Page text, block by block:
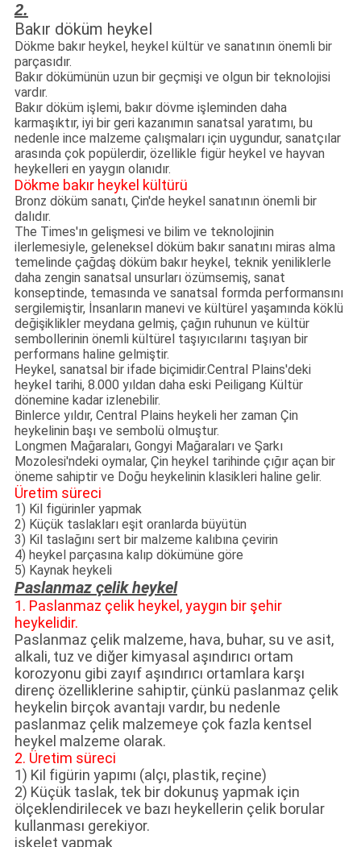
2.
Bakır döküm heykel
Dökme bakır heykel, heykel kültür ve sanatının önemli bir
parçasıdır.
Bakır dökümünün uzun bir geçmişi ve olgun bir teknolojisi
vardır.
Bakır döküm işlemi, bakır dövme işleminden daha
karmaşıktır, iyi bir geri kazanımın sanatsal yaratımı, bu
nedenle ince malzeme çalışmaları için uygundur, sanatçılar
arasında çok popülerdir, özellikle figür heykel ve hayvan
heykelleri en yaygın olanıdır.
Dökme bakır heykel kültürü
Bronz döküm sanatı, Çin'de heykel sanatının önemli bir
dalıdır.
The Times'ın gelişmesi ve bilim ve teknolojinin
ilerlemesiyle, geleneksel döküm bakır sanatını miras alma
temelinde çağdaş döküm bakır heykel, teknik yeniliklerle
daha zengin sanatsal unsurları özümsemiş, sanat
konseptinde, temasında ve sanatsal formda performansını
sergilemiştir, İnsanların manevi ve kültürel yaşamında köklü
değişiklikler meydana gelmiş, çağın ruhunun ve kültür
sembollerinin önemli kültürel taşıyıcılarını taşıyan bir
performans haline gelmiştir.
Heykel, sanatsal bir ifade biçimidir.Central Plains'deki
heykel tarihi, 8.000 yıldan daha eski Peiligang Kültür
dönemine kadar izlenebilir.
Binlerce yıldır, Central Plains heykeli her zaman Çin
heykelinin başı ve sembolü olmuştur.
Longmen Mağaraları, Gongyi Mağaraları ve Şarkı
Mozolesi'ndeki oymalar, Çin heykel tarihinde çığır açan bir
öneme sahiptir ve Doğu heykelinin klasikleri haline gelir.
Üretim süreci
1) Kil figürinler yapmak
2) Küçük taslakları eşit oranlarda büyütün
3) Kil taslağını sert bir malzeme kalıbına çevirin
4) heykel parçasına kalıp dökümüne göre
5) Kaynak heykeli
Paslanmaz çelik heykel
1. Paslanmaz çelik heykel, yaygın bir şehir
heykelidir.
Paslanmaz çelik malzeme, hava, buhar, su ve asit,
alkali, tuz ve diğer kimyasal aşındırıcı ortam
korozyonu gibi zayıf aşındırıcı ortamlara karşı
direnç özelliklerine sahiptir, çünkü paslanmaz çelik
heykelin birçok avantajı vardır, bu nedenle
paslanmaz çelik malzemeye çok fazla kentsel
heykel malzeme olarak.
2. Üretim süreci
1) Kil figürin yapımı (alçı, plastik, reçine)
2) Küçük taslak, tek bir dokunuş yapmak için
ölçeklendirilecek ve bazı heykellerin çelik borular
kullanması gerekiyor.
iskelet yapmak